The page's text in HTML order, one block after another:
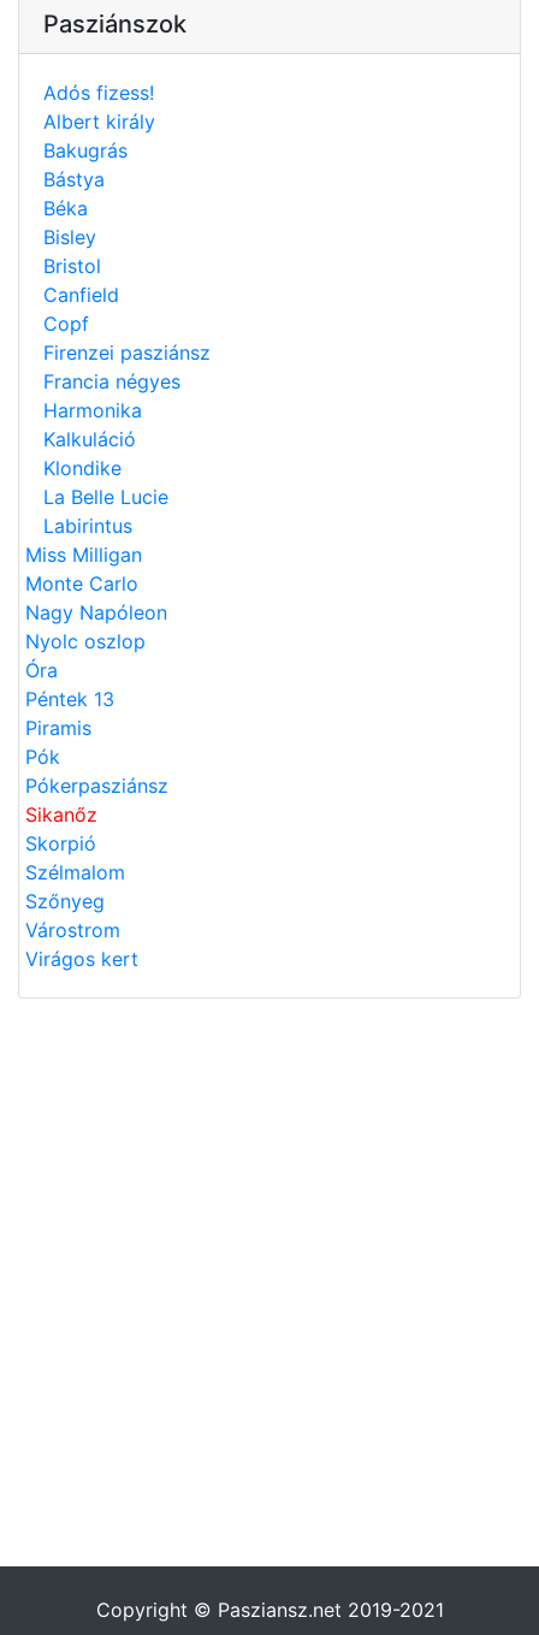
Pasziánszok
Adós fizess!
Albert király
Bakugrás
Bástya
Béka
Bisley
Bristol
Canfield
Copf
Firenzei pasziánsz
Francia négyes
Harmonika
Kalkuláció
Klondike
La Belle Lucie
Labirintus
Miss Milligan
Monte Carlo
Nagy Napóleon
Nyolc oszlop
Óra
Péntek 13
Piramis
Pók
Pókerpasziánsz
Sikanőz
Skorpió
Szélmalom
Szőnyeg
Várostrom
Virágos kert
Copyright © Pasziansz.net 2019-2021